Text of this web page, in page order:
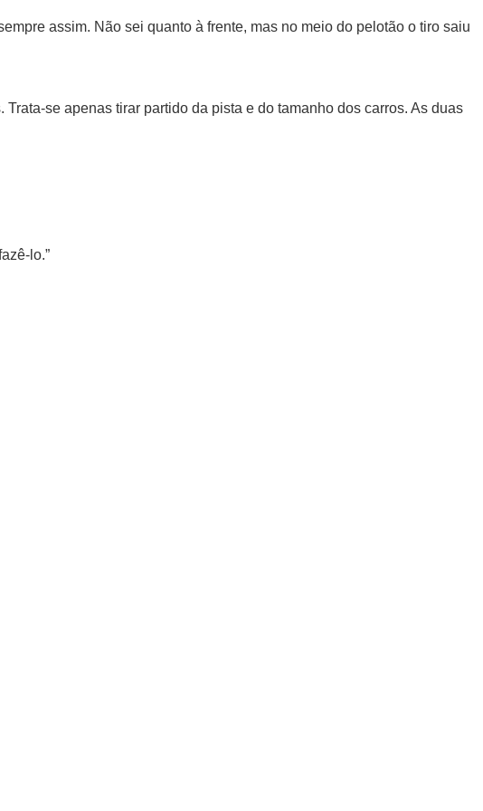
assim. Não sei quanto à frente, mas no meio do pelotão o tiro saiu
se apenas tirar partido da pista e do tamanho dos carros. As duas
lo.”